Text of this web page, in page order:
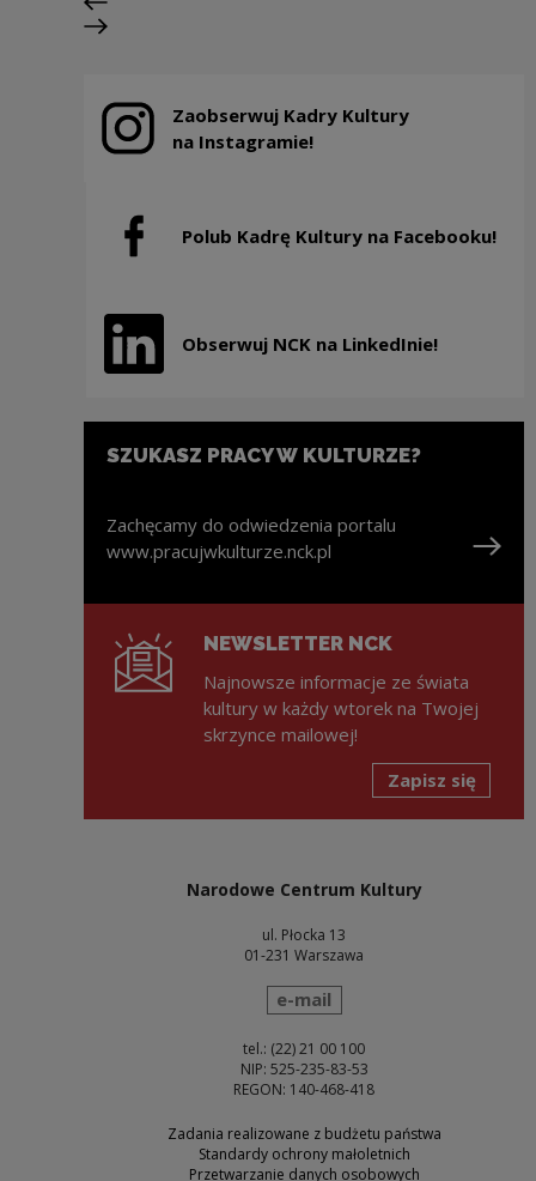
Poprzedni slajd
Następny slajd
Zaobserwuj Kadry Kultury
na Instagramie!
Uwaga, link zostanie otwarty w nowym oknie
Polub Kadrę Kultury na Facebooku!
Uwaga, link zostanie otwarty w nowym oknie
Obserwuj NCK na LinkedInie!
Uwaga, link zostanie otwarty w nowym oknie
SZUKASZ PRACY W KULTURZE?
Zachęcamy do odwiedzenia portalu
www.pracujwkulturze.nck.pl
NEWSLETTER NCK
Najnowsze informacje ze świata
kultury w każdy wtorek na Twojej
skrzynce mailowej!
Zapisz się
Narodowe Centrum Kultury
ul. Płocka 13
01-231 Warszawa
wyślij wiadomość
e-mail
tel.: (22) 21 00 100
NIP: 525-235-83-53
REGON: 140-468-418
Zadania realizowane z budżetu państwa
Standardy ochrony małoletnich
Przetwarzanie danych osobowych